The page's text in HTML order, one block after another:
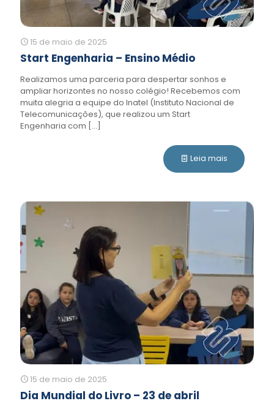
15 de maio de 2025
Start Engenharia – Ensino Médio
Realizamos uma parceria para despertar sonhos e
ampliar horizontes no nosso colégio! Recebemos com
muita alegria a equipe do Inatel (Instituto Nacional de
Telecomunicações), que realizou um Start
Engenharia com […]
Leia mais
15 de maio de 2025
Dia Mundial do Livro – 23 de abril